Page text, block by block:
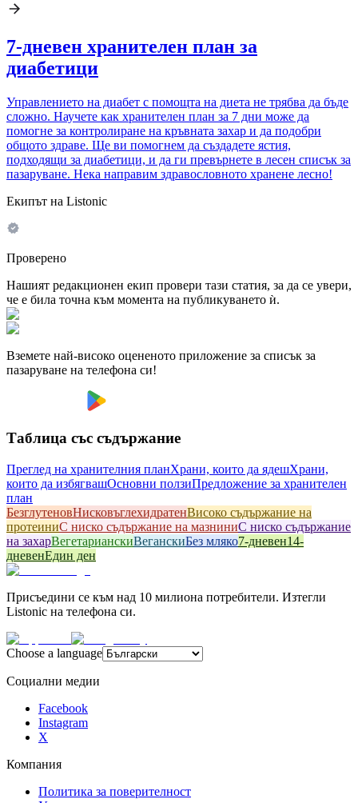
7-дневен хранителен план за
диабетици
Управлението на диабет с помощта на диета не трябва да бъде
сложно. Научете как хранителен план за 7 дни може да
помогне за контролиране на кръвната захар и да подобри
общото здраве. Ще ви помогнем да създадете ястия,
подходящи за диабетици, и да ги превърнете в лесен списък за
пазаруване. Нека направим здравословното хранене лесно!
Екипът на Listonic
Проверено
Нашият редакционен екип провери тази статия, за да се увери,
че е била точна към момента на публикуването ѝ.
Вземете най-високо оцененото приложение за списък за
пазаруване на телефона си!
Таблица със съдържание
Преглед на хранителния планХрани, които да ядешХрани,
които да избягвашОсновни ползиПредложение за хранителен
план
БезглутеновHисковъглехидратенВисоко съдържание на
протеиниС ниско съдържание на мазниниС ниско съдържание
на захарВегетарианскиВеганскиБез мляко7-дневен14-
дневенЕдин ден
Присъедини се към над 10 милиона потребители. Изтегли
Listonic на телефона си.
Choose a language
Социални медии
Facebook
Instagram
X
Компания
Политика за поверителност